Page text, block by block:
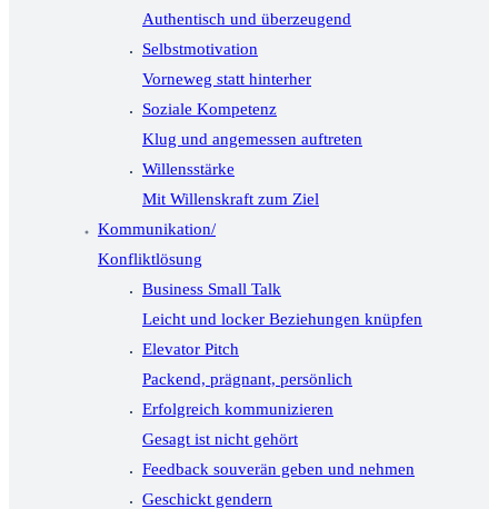
Authentisch und überzeugend
Selbstmotivation
Vorneweg statt hinterher
Soziale Kompetenz
Klug und angemessen auftreten
Willensstärke
Mit Willenskraft zum Ziel
Kommunikation/
Konfliktlösung
Business Small Talk
Leicht und locker Beziehungen knüpfen
Elevator Pitch
Packend, prägnant, persönlich
Erfolgreich kommunizieren
Gesagt ist nicht gehört
Feedback souverän geben und nehmen
Geschickt gendern